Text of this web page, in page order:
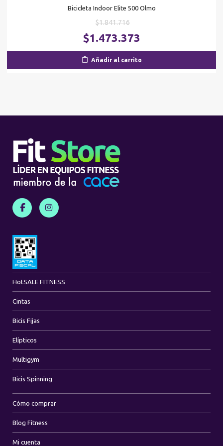
Bicicleta Indoor Elite 500 Olmo
$1.841.716El
precio
original
era:
$1.473.373
Añadir al carrito
HotSALE FITNESS
Cintas
Bicis Fijas
Elípticos
Multigym
Bicis Spinning
Cómo comprar
Blog Fitness
Mi cuenta